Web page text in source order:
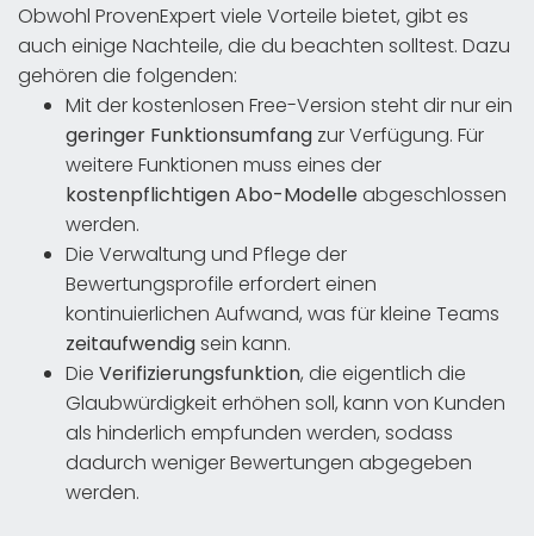
Obwohl ProvenExpert viele Vorteile bietet, gibt es
auch einige Nachteile, die du beachten solltest. Dazu
gehören die folgenden:
Mit der kostenlosen Free-Version steht dir nur ein
geringer Funktionsumfang zur Verfügung. Für
weitere Funktionen muss eines der
kostenpflichtigen Abo-Modelleabgeschlossen
werden.
Die Verwaltung und Pflege der
Bewertungsprofile erfordert einen
kontinuierlichen Aufwand, was für kleine Teams
zeitaufwendigsein kann.
Die Verifizierungsfunktion, die eigentlich die
Glaubwürdigkeit erhöhen soll, kann von Kunden
als hinderlich empfunden werden, sodass
dadurch weniger Bewertungen abgegeben
werden.